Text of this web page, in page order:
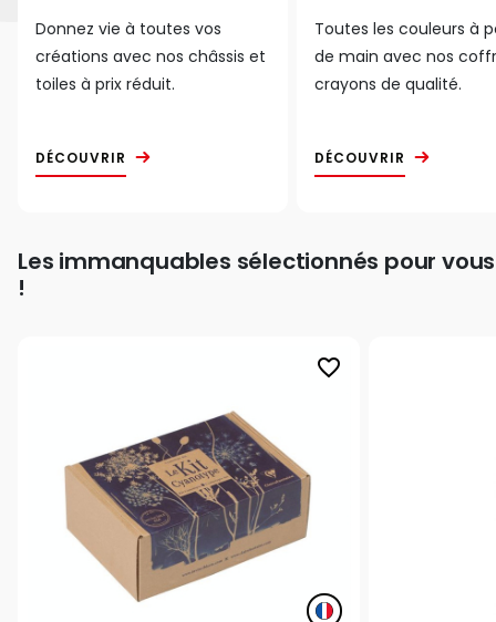
Donnez vie à toutes vos
créations avec nos châssis et
toiles à prix réduit.
DÉCOUVRIR
Toutes les couleurs à
de main avec nos
crayons de qualité.
DÉCOUVRIR
Les immanquables sélectionnés pour vous
!
favorite_border